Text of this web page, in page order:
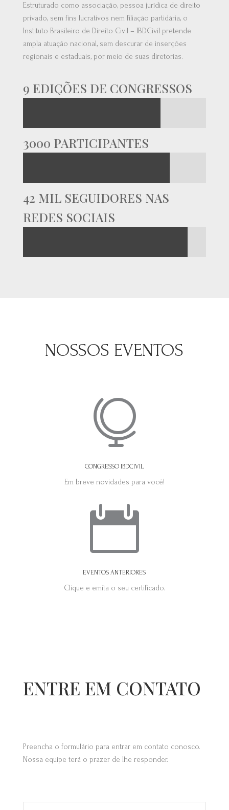
Estruturado como associação, pessoa jurídica de direito
privado, sem fins lucrativos nem filiação partidária, o
Instituto Brasileiro de Direito Civil – IBDCivil pretende
ampla atuação nacional, sem descurar de inserções
regionais e estaduais, por meio de suas diretorias.
9 EDIÇÕES DE CONGRESSOS
3000 PARTICIPANTES
42 MIL SEGUIDORES NAS
REDES SOCIAIS
NOSSOS EVENTOS

CONGRESSO IBDCIVIL
Em breve novidades para você!

EVENTOS ANTERIORES
Clique e emita o seu certificado.
ENTRE EM CONTATO
Preencha o formulário para entrar em contato conosco.
Nossa equipe terá o prazer de lhe responder.